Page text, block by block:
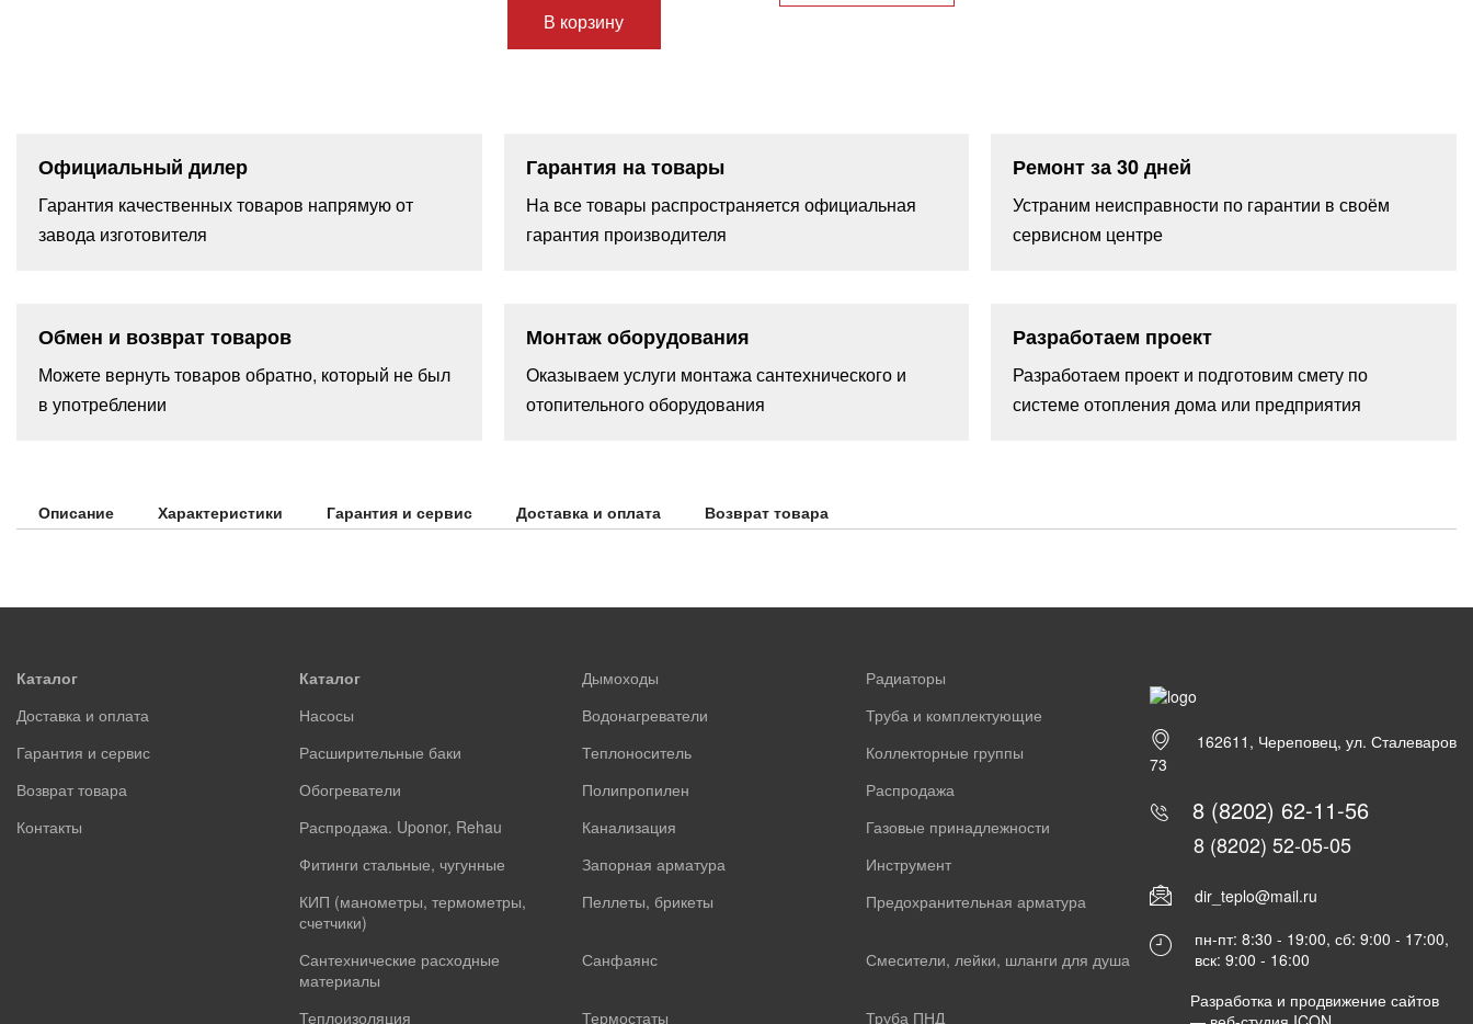
В корзину
Официальный дилер
Гарантия качественных товаров напрямую от
завода изготовителя
Гарантия на товары
На все товары распространяется официальная
гарантия производителя
Ремонт за 30 дней
Устраним неисправности по гарантии в своём
сервисном центре
Обмен и возврат товаров
Можете вернуть товаров обратно, который не был
в употреблении
Монтаж оборудования
Оказываем услуги монтажа сантехнического и
отопительного оборудования
Разработаем проект
Разработаем проект и подготовим смету по
системе отопления дома или предприятия
Описание Характеристики Гарантия и сервис Доставка и оплата Возврат товара
Каталог
Доставка и оплата
Гарантия и сервис
Возврат товара
Контакты
Каталог Дымоходы
Радиаторы
Насосы
Водонагреватели
Труба и комплектующие
Расширительные баки
Теплоноситель
Коллекторные группы
Обогреватели
Полипропилен
Распродажа
Распродажа. Uponor, Rehau
Канализация
Газовые принадлежности
Фитинги стальные, чугунные
Запорная арматура
Инструмент
КИП (манометры, термометры,
счетчики)
Пеллеты, брикеты Предохранительная арматура
Сантехнические расходные
материалы
Санфаянс Смесители, лейки, шланги для душа
Теплоизоляция Термостаты Труба ПНД
162611, Череповец, ул. Сталеваров
73
8 (8202) 62-11-56
8 (8202) 52-05-05
dir_teplo@mail.ru
пн-пт: 8:30 - 19:00, сб: 9:00 - 17:00,
вск: 9:00 - 16:00
Разработка и продвижение сайтов